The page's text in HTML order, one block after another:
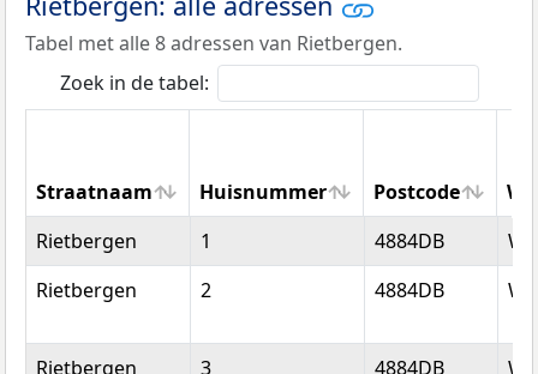
Tabel met alle 8 adressen van Rietbergen.
Zoek in de tabel:
Straatnaam Huisnummer Postcode
Straatnaam
Huisnummer Postcode
Rietbergen 1 4884DB
Rietbergen
2 4884DB
Rietbergen 3 4884DB